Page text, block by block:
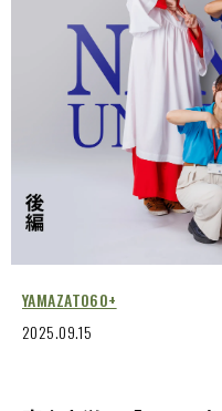
YAMAZATO60+
2025.09.15